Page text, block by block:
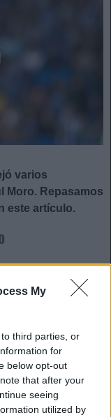
My
third parties, or
for
below opt-out
that after your
seeing
utilized by
varios
Moro. Repasamos
este artículo.
lesiones y en la
El
de partido
en el séptimo
a jugar al UEFA
El capitán